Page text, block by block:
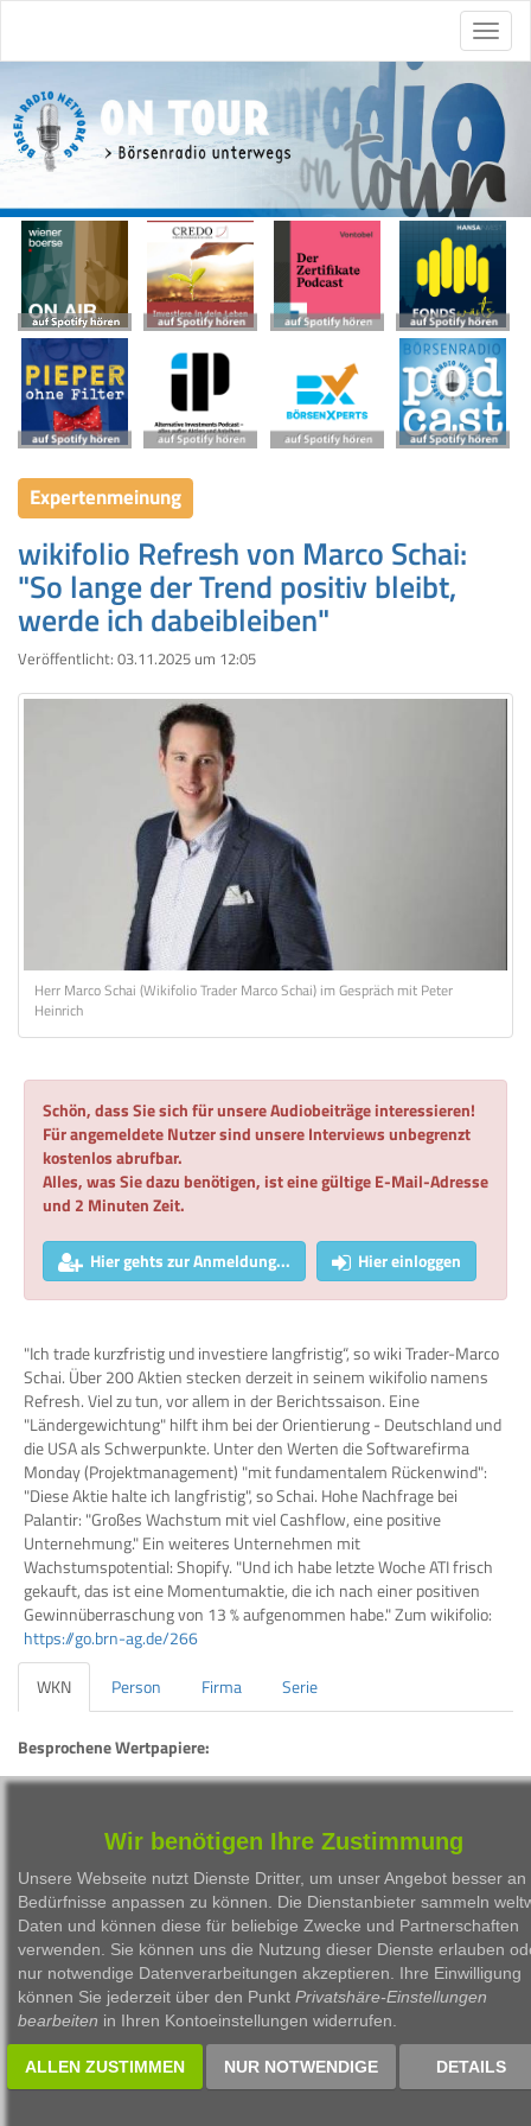
Expertenmeinung
wikifolio Refresh von Marco Schai:
"So lange der Trend positiv bleibt,
werde ich dabeibleiben"
Veröffentlicht: 03.11.2025 um 12:05
Herr Marco Schai (Wikifolio Trader Marco Schai) im Gespräch mit Peter
Heinrich
Schön, dass Sie sich für unsere Audiobeiträge interessieren!
Für angemeldete Nutzer sind unsere Interviews unbegrenzt
kostenlos abrufbar.
Alles, was Sie dazu benötigen, ist eine gültige E-Mail-Adresse
und 2 Minuten Zeit.
Hier gehts zur Anmeldung... Hier einloggen
"Ich trade kurzfristig und investiere langfristig“, so wiki Trader-Marco
Schai. Über 200 Aktien stecken derzeit in seinem wikifolio namens
Refresh. Viel zu tun, vor allem in der Berichtssaison. Eine
"Ländergewichtung" hilft ihm bei der Orientierung - Deutschland und
die USA als Schwerpunkte. Unter den Werten die Softwarefirma
Monday (Projektmanagement) "mit fundamentalem Rückenwind":
"Diese Aktie halte ich langfristig", so Schai. Hohe Nachfrage bei
Palantir: "Großes Wachstum mit viel Cashflow, eine positive
Unternehmung." Ein weiteres Unternehmen mit
Wachstumspotential: Shopify. "Und ich habe letzte Woche ATI frisch
gekauft, das ist eine Momentumaktie, die ich nach einer positiven
Gewinnüberraschung von 13 % aufgenommen habe." Zum wikifolio:
https://go.brn-ag.de/266
WKN
Person Firma Serie
Besprochene Wertpapiere:
WKN
Bezeichnung
ISIN
wikifolio Refresh DE000LS9ND13
1999 - 2026 Börsen Radio Network AG
Wir benötigen Ihre Zustimmung
Unsere Webseite nutzt Dienste Dritter, um unser Angebot besser an
Bedürfnisse anpassen zu können. Die Dienstanbieter sammeln
Daten und können diese für beliebige Zwecke und Partnerschaften
verwenden. Sie können uns die Nutzung dieser Dienste erlauben
nur notwendige Datenverarbeitungen akzeptieren. Ihre Einwilligung
können Sie jederzeit über den Punkt Privatshäre-Einstellungen
bearbeiten in Ihren Kontoeinstellungen widerrufen.
ALLEN ZUSTIMMEN NUR NOTWENDIGE DETAILS